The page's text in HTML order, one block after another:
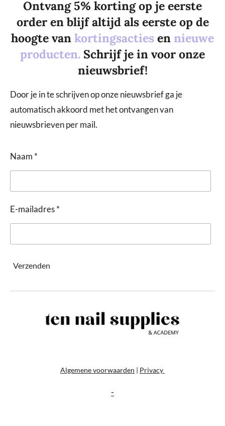
Ontvang 5% korting op je eerste
order en blijf altijd als eerste op de
hoogte van kortingsacties en nieuwe
producten. Schrijf je in voor onze
nieuwsbrief!
Door je in te schrijven op onze nieuwsbrief ga je
automatisch akkoord met het ontvangen van
nieuwsbrieven per mail.
Naam *
E-mailadres *
Verzenden
Algemene voorwaarden | Privacy
-